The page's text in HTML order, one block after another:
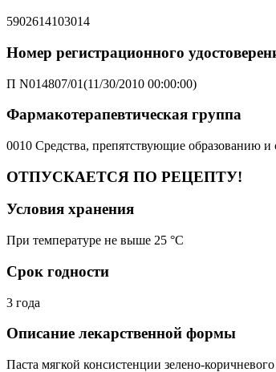
5902614103014
Номер регистрационного
П N014807/01(11/30/2010 00:00:00)
Фармакотерапевтическая группа
0010 Средства, препятствующие образованию
ОТПУСКАЕТСЯ ПО РЕЦЕПТУ!
Условия хранения
При температуре не выше 25 °C
Срок годности
3 года
Описание лекарственной формы
Паста мягкой консистенции зелено-